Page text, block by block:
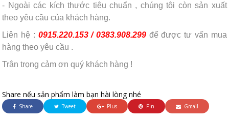
- Ngoài các kích thước tiêu chuẩn , chúng tôi còn sản xuất
theo yêu cầu của khách hàng.
Liên hệ : 0915.220.153 / 0383.908.299 để được tư vấn mua
hàng theo yêu cầu .
Trân trọng cảm ơn quý khách hàng !
Share nếu sản phẩm làm bạn hài lòng nhé
Share Tweet Plus Pin Gmail